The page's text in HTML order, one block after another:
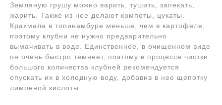
Земляную грушу можно варить, тушить, запекать,
жарить. Также из нее делают компоты, цукаты.
Крахмала в топинамбуре меньше, чем в картофеле,
поэтому клубни не нужно предварительно
вымачивать в воде. Единственное, в очищенном виде
он очень быстро темнеет, поэтому в процессе чистки
большого количества клубней рекомендуется
опускать их в холодную воду, добавив в нее щепотку
лимонной кислоты.